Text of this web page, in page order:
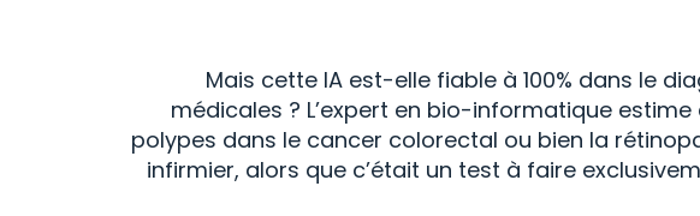
Mais cette IA est-elle fiable à 100% dans le
médicales ? L’expert en bio-informatique
polypes dans le cancer colorectal ou bien la
infirmier, alors que c’était un test à faire